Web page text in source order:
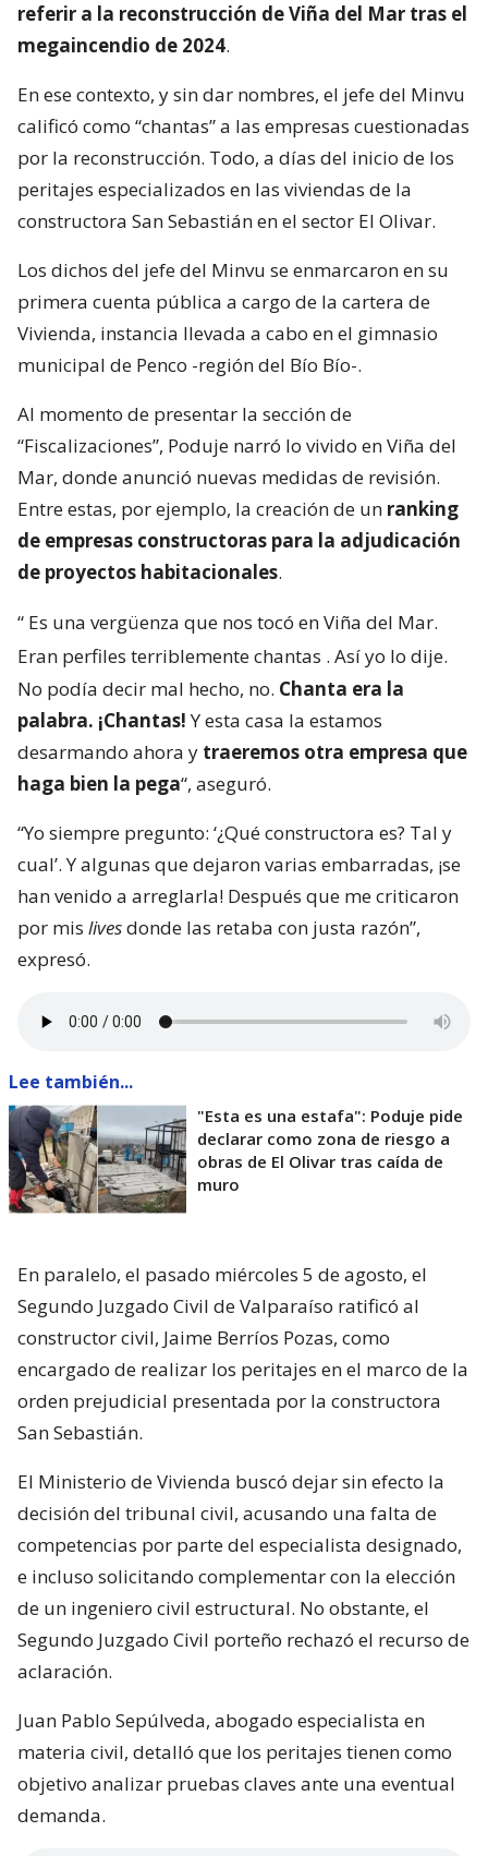
referir a la reconstrucción de Viña del Mar tras el
megaincendio de 2024.
En ese contexto, y sin dar nombres, el jefe del Minvu
calificó como “chantas” a las empresas cuestionadas
por la reconstrucción. Todo, a días del inicio de los
peritajes especializados en las viviendas de la
constructora San Sebastián en el sector El Olivar.
Los dichos del jefe del Minvu se enmarcaron en su
primera cuenta pública a cargo de la cartera de
Vivienda, instancia llevada a cabo en el gimnasio
municipal de Penco -región del Bío Bío-.
Al momento de presentar la sección de
“Fiscalizaciones”, Poduje narró lo vivido en Viña del
Mar, donde anunció nuevas medidas de revisión.
Entre estas, por ejemplo, la creación de un ranking
de empresas constructoras para la adjudicación
de proyectos habitacionales.
“ Es una vergüenza que nos tocó en Viña del Mar.
Eran perfiles terriblemente chantas . Así yo lo dije.
No podía decir mal hecho, no. Chanta era la
palabra. ¡Chantas!Y esta casa la estamos
desarmando ahora y traeremos otra empresa que
haga bien la pega“, aseguró.
“Yo siempre pregunto: ‘¿Qué constructora es? Tal y
cual’. Y algunas que dejaron varias embarradas, ¡se
han venido a arreglarla! Después que me criticaron
por mis livesdonde las retaba con justa razón”,
expresó.
Lee también...
"Esta es una estafa": Poduje pide
declarar como zona de riesgo a
obras de El Olivar tras caída de
muro
En paralelo, el pasado miércoles 5 de agosto, el
Segundo Juzgado Civil de Valparaíso ratificó al
constructor civil, Jaime Berríos Pozas, como
encargado de realizar los peritajes en el marco de la
orden prejudicial presentada por la constructora
San Sebastián.
El Ministerio de Vivienda buscó dejar sin efecto la
decisión del tribunal civil, acusando una falta de
competencias por parte del especialista designado,
e incluso solicitando complementar con la elección
de un ingeniero civil estructural. No obstante, el
Segundo Juzgado Civil porteño rechazó el recurso de
aclaración.
Juan Pablo Sepúlveda, abogado especialista en
materia civil, detalló que los peritajes tienen como
objetivo analizar pruebas claves ante una eventual
demanda.